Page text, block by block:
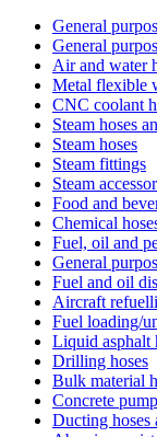
General
General
Air and water
Metal flexible
CNC coolant
Steam hoses
Steam hoses
Steam fittings
Steam
Food and
Chemical
Fuel, oil and
General
Fuel and oil
Aircraft
Fuel loading/
Liquid asphalt
Drilling hoses
Bulk material
Concrete
Ducting hoses